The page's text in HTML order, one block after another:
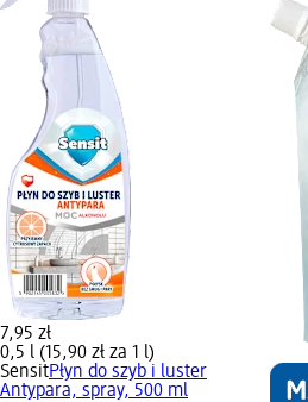
7,95 zł
0,5 l (15,90 zł za 1 l)
SensitPłyn do szyb i luster
Antypara, spray, 500 ml